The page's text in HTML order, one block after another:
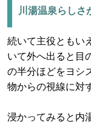
川湯温泉らしさ
続いて主役ともい
いて外へ出ると目
の半分ほどをヨシ
物からの視線に対
浸かってみると内